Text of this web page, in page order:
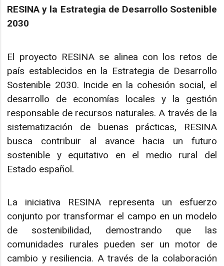
RESINA y la Estrategia de Desarrollo Sostenible
2030
El proyecto RESINA se alinea con los retos de
país establecidos en la Estrategia de Desarrollo
Sostenible 2030. Incide en la cohesión social, el
desarrollo de economías locales y la gestión
responsable de recursos naturales. A través de la
sistematización de buenas prácticas, RESINA
busca contribuir al avance hacia un futuro
sostenible y equitativo en el medio rural del
Estado español.
La iniciativa RESINA representa un esfuerzo
conjunto por transformar el campo en un modelo
de sostenibilidad, demostrando que las
comunidades rurales pueden ser un motor de
cambio y resiliencia. A través de la colaboración